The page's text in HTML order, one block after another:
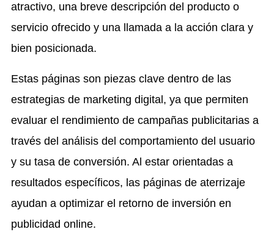
atractivo, una breve descripción del producto o
servicio ofrecido y una llamada a la acción clara y
bien posicionada.
Estas páginas son piezas clave dentro de las
estrategias de marketing digital, ya que permiten
evaluar el rendimiento de campañas publicitarias a
través del análisis del comportamiento del usuario
y su tasa de conversión. Al estar orientadas a
resultados específicos, las páginas de aterrizaje
ayudan a optimizar el retorno de inversión en
publicidad online.